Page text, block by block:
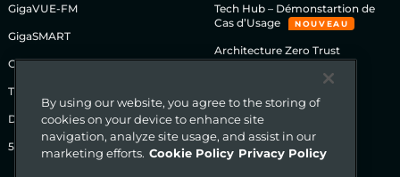
GigaVUE-FM
GigaSMART
GigaVUE Série HC
TAP Réseau
Déchiffrement SSL/TLS
5G Solutions
Tech Hub – Démonstartion de
Cas d’Usage
NOUVEAU
Architecture Zero Trust
By using our website, you agree to the storing of
cookies on your device to enhance site
navigation, analyze site usage, and assist in our
marketing efforts. Cookie Policy Privacy Policy